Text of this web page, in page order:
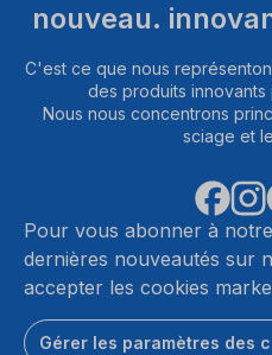
nouveau.
C'est ce que nous
des produits
Nous nous concentrons
sciage et
Pour vous abonner à
dernières nouveautés sur
accepter les cookies
Gérer les paramètres des